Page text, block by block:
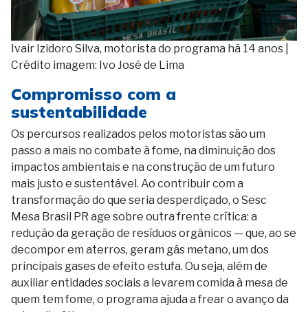
Ivair Izidoro Silva, motorista do programa há 14 anos |
Crédito imagem: Ivo José de Lima
Compromisso com a
sustentabilidade
Os percursos realizados pelos motoristas são um
passo a mais no combate à fome, na diminuição dos
impactos ambientais e na construção de um futuro
mais justo e sustentável. Ao contribuir com a
transformação do que seria desperdiçado, o Sesc
Mesa Brasil PR age sobre outra frente crítica: a
redução da geração de resíduos orgânicos — que, ao se
decompor em aterros, geram gás metano, um dos
principais gases de efeito estufa. Ou seja, além de
auxiliar entidades sociais a levarem comida à mesa de
quem tem fome, o programa ajuda a frear o avanço da